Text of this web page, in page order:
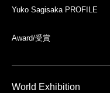
Yuko Sagisaka PROFILE
Award/受賞
World Exhibition